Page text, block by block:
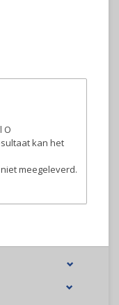
O
kan het
meegeleverd.